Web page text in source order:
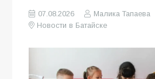
07.08.2026
Малика Тапаева
Новости в Батайске